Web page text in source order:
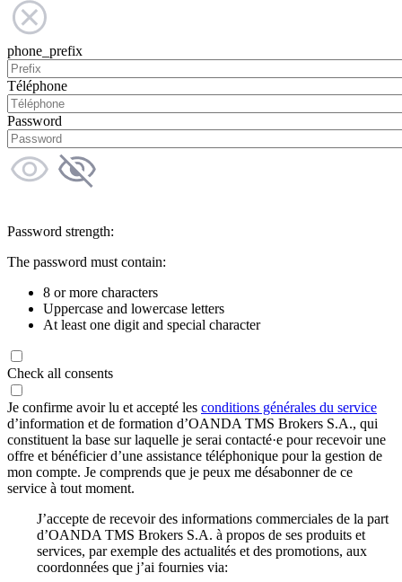
phone_prefix
Téléphone
Password
Password strength:
The password must contain:
8 or more characters
Uppercase and lowercase letters
At least one digit and special character
Check all consents
Je confirme avoir lu et accepté les conditions générales du service
d’information et de formation d’OANDA TMS Brokers S.A., qui
constituent la base sur laquelle je serai contacté·e pour recevoir une
offre et bénéficier d’une assistance téléphonique pour la gestion de
mon compte. Je comprends que je peux me désabonner de ce
service à tout moment.
J’accepte de recevoir des informations commerciales de la part
d’OANDA TMS Brokers S.A. à propos de ses produits et
services, par exemple des actualités et des promotions, aux
coordonnées que j’ai fournies via: